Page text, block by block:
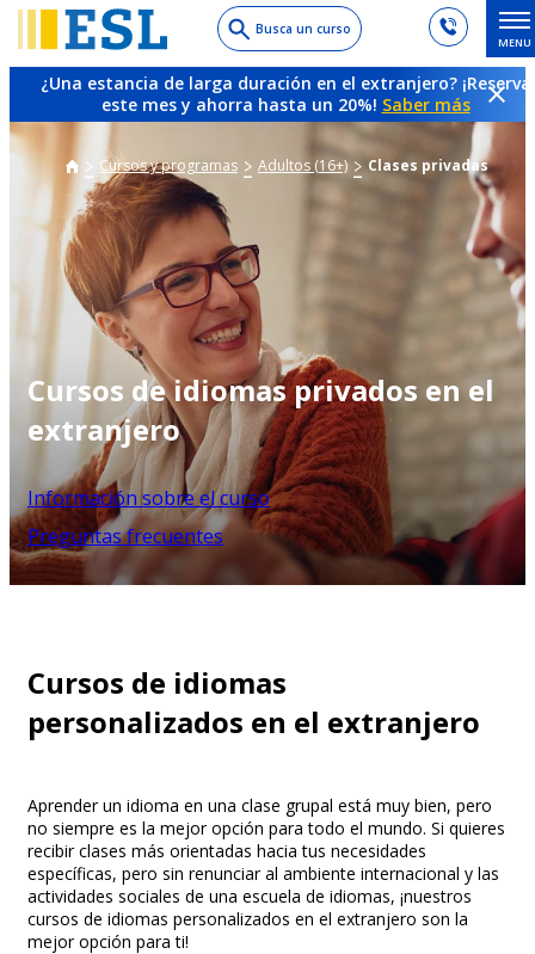
to
main
content
Busca un curso
MENU
¿Una estancia de larga duración en el extranjero? ¡Reserva
este mes y ahorra hasta un 20%! Saber más
Cursos y programas Adultos (16+) Clases privadas
Cursos de idiomas privados en el
extranjero
Información sobre el curso
Preguntas frecuentes
Cursos de idiomas
personalizados en el extranjero
Aprender un idioma en una clase grupal está muy bien, pero
no siempre es la mejor opción para todo el mundo. Si quieres
recibir clases más orientadas hacia tus necesidades
específicas, pero sin renunciar al ambiente internacional y las
actividades sociales de una escuela de idiomas, ¡nuestros
cursos de idiomas personalizados en el extranjero son la
mejor opción para ti!